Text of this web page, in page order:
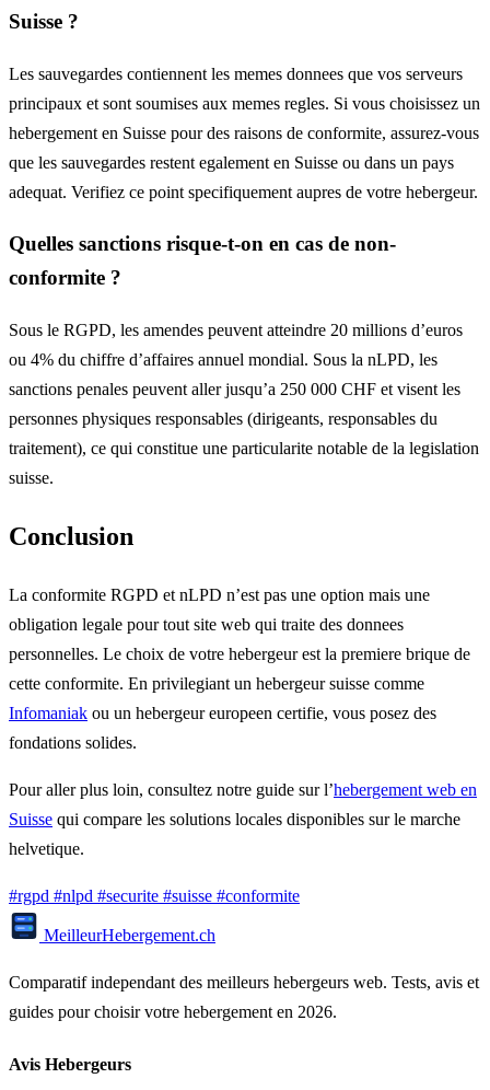
Suisse ?
Les sauvegardes contiennent les memes donnees que vos serveurs
principaux et sont soumises aux memes regles. Si vous choisissez un
hebergement en Suisse pour des raisons de conformite, assurez-vous
que les sauvegardes restent egalement en Suisse ou dans un pays
adequat. Verifiez ce point specifiquement aupres de votre hebergeur.
Quelles sanctions risque-t-on en cas de non-
conformite ?
Sous le RGPD, les amendes peuvent atteindre 20 millions d’euros
ou 4% du chiffre d’affaires annuel mondial. Sous la nLPD, les
sanctions penales peuvent aller jusqu’a 250 000 CHF et visent les
personnes physiques responsables (dirigeants, responsables du
traitement), ce qui constitue une particularite notable de la legislation
suisse.
Conclusion
La conformite RGPD et nLPD n’est pas une option mais une
obligation legale pour tout site web qui traite des donnees
personnelles. Le choix de votre hebergeur est la premiere brique de
cette conformite. En privilegiant un hebergeur suisse comme
Infomaniak ou un hebergeur europeen certifie, vous posez des
fondations solides.
Pour aller plus loin, consultez notre guide sur l’hebergement web en
Suisse qui compare les solutions locales disponibles sur le marche
helvetique.
#rgpd #nlpd #securite #suisse #conformite
MeilleurHebergement.ch
Comparatif independant des meilleurs hebergeurs web. Tests, avis et
guides pour choisir votre hebergement en 2026.
Avis Hebergeurs